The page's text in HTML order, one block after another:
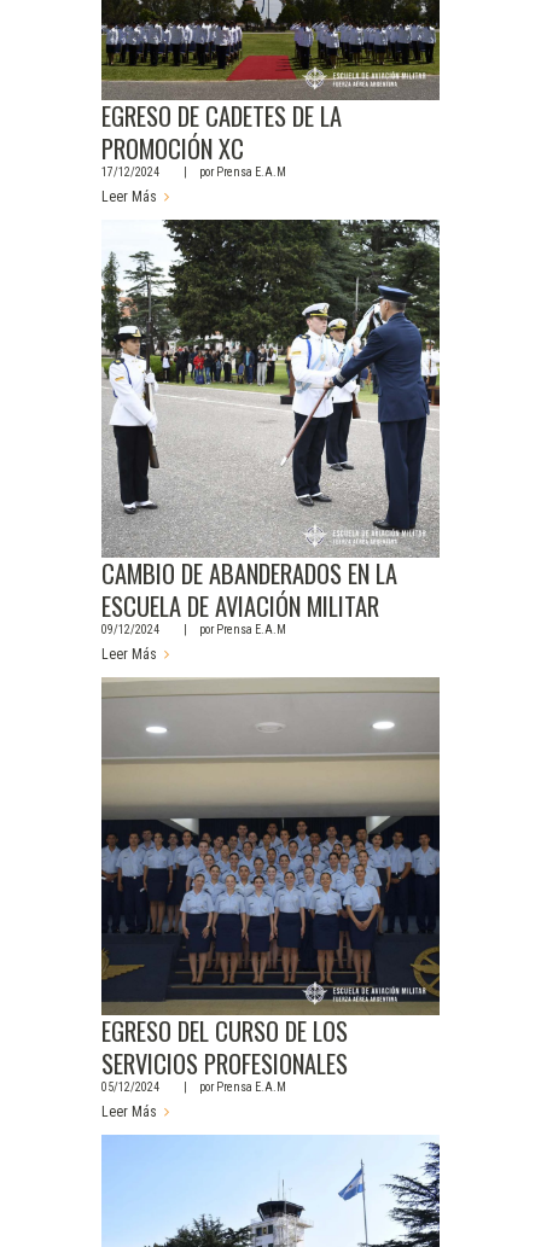
EGRESO DE CADETES DE LA
PROMOCIÓN XC
17/12/2024 porPrensa E.A.M
Leer Más
CAMBIO DE ABANDERADOS EN LA
ESCUELA DE AVIACIÓN MILITAR
09/12/2024 porPrensa E.A.M
Leer Más
EGRESO DEL CURSO DE LOS
SERVICIOS PROFESIONALES
05/12/2024 porPrensa E.A.M
Leer Más